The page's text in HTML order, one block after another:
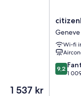
(inkludert)
Prisen
1 537 kr
citizenM
Geneva
Geneve
sentrum
Wi-fi
9.2
av
9,2
1